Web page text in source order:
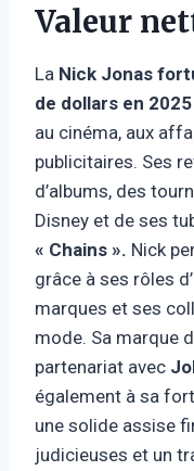
Valeur
La Nick Jonas
de dollars en 2025
au cinéma, aux
publicitaires. Ses
d’albums, des
Disney et de ses
« Chains ». Nick
grâce à ses rôles
marques et ses
mode. Sa marque
partenariat avec
également à sa
une solide assise
judicieuses et un